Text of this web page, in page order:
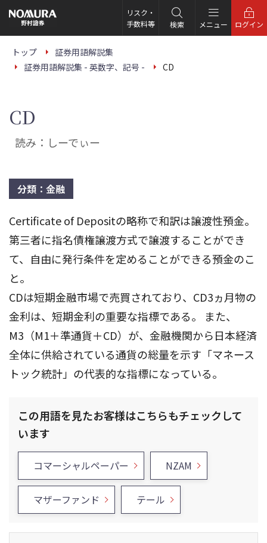
の
ー
リスク・
手数料等
検索 メニュー ログイン
トップ
証券用語解説集
証券用語解説集 - 英数字、記号 -
CD
CD
読み：しーでぃー
分類：金融
Certificate of Depositの略称で和訳は譲渡性預金。
第三者に指名債権譲渡方式で譲渡することができ
て、自由に発行条件を定めることができる預金のこ
と。
CDは短期金融市場で売買されており、CD3ヵ月物の
金利は、短期金利の重要な指標である。 また、
M3（M1＋準通貨＋CD）が、金融機関から日本経済
全体に供給されている通貨の総量を示す「マネース
トック統計」の代表的な指標になっている。
この用語を見たお客様はこちらもチェックして
います
コマーシャルペーパー NZAM
マザーファンド テール